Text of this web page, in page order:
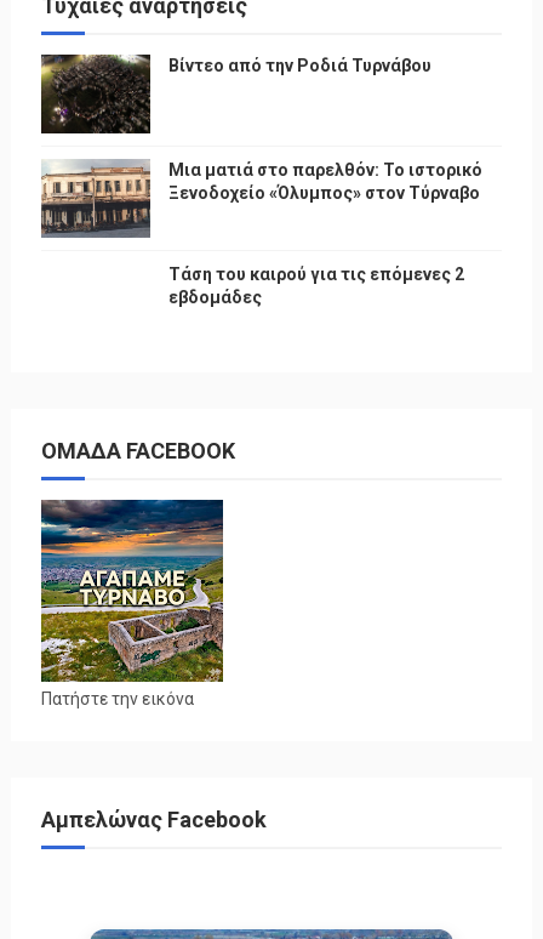
Βίντεο από την Ροδιά Τυρνάβου
Μια ματιά στο παρελθόν: Το ιστορικό
Ξενοδοχείο «Όλυμπος» στον Τύρναβο
Τάση του καιρού για τις επόμενες 2
εβδομάδες
ΟΜΑΔΑ FACEBOOK
Πατήστε την εικόνα
Αμπελώνας Facebook